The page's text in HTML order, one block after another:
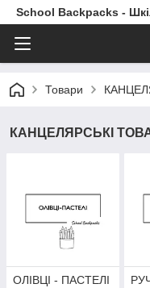
School Backpacks -
Товари
КАНЦЕЛЯРСЬКІ
ОЛІВЦІ - ПАСТЕЛІ